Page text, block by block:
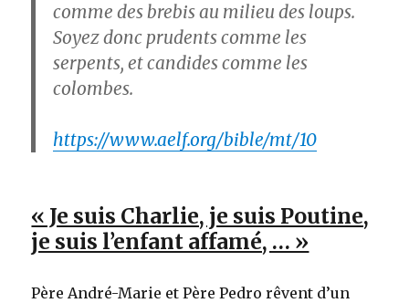
comme des brebis au milieu des loups.
Soyez donc prudents comme les
serpents, et candides comme les
colombes.
https://www.aelf.org/bible/mt/10
« Je suis Charlie, je suis Poutine,
je suis l’enfant affamé, … »
Père André-Marie et Père Pedro rêvent d’un